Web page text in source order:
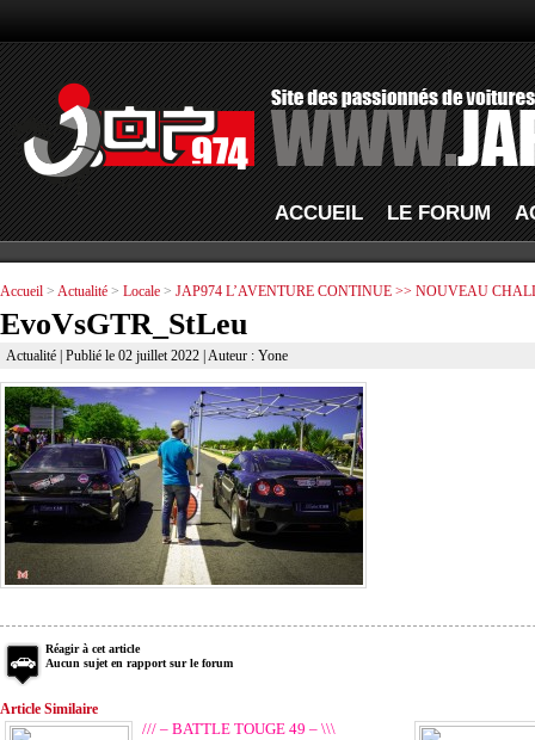
ACCUEIL LE FORUM
Accueil > Actualité > Locale > JAP974 L’AVENTURE CONTINUE >> NOUVEAU
EvoVsGTR_StLeu
Actualité| Publié le 02 juillet 2022 | Auteur : Yone
Réagir à cet article
Aucun sujet en rapport sur le forum
Article Similaire
/// – BATTLE TOUGE 49 – \\\